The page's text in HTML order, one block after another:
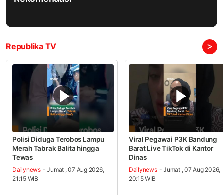
Republika TV >
Polisi Diduga Terobos Lampu
Merah Tabrak Balita hingga
Tewas
Dailynews - Jumat , 07 Aug 2026,
21:15 WIB
Viral Pegawai P3K Bandung
Barat Live TikTok di Kantor
Dinas
Dailynews - Jumat , 07 Aug 2026,
20:15 WIB